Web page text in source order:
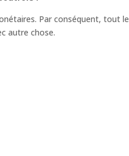
Par conséquent, tout le
autre chose.